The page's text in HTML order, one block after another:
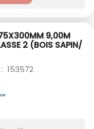
9,00M
2 (BOIS SAPIN/
153572